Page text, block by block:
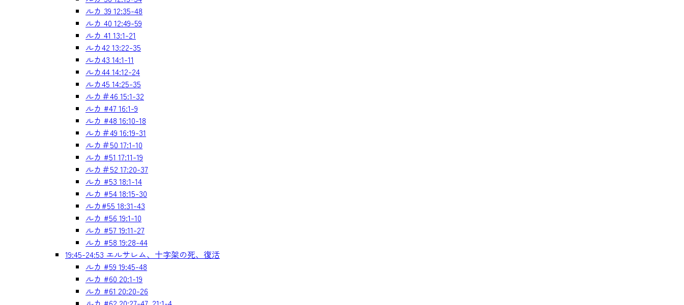
ルカ 39 12:35-48
ルカ 40 12:49-59
ルカ 41 13:1-21
ルカ42 13:22-35
ルカ43 14:1-11
ルカ44 14:12-24
ルカ45 14:25-35
ルカ＃46 15:1-32
ルカ #47 16:1-9
ルカ #48 16:10-18
ルカ＃49 16:19-31
ルカ＃50 17:1-10
ルカ #51 17:11-19
ルカ＃52 17:20-37
ルカ #53 18:1-14
ルカ #54 18:15-30
ルカ#55 18:31-43
ルカ #56 19:1-10
ルカ #57 19:11-27
ルカ #58 19:28-44
19:45-24:53 エルサレム、十字架の死、復活
ルカ #59 19:45-48
ルカ #60 20:1-19
ルカ #61 20:20-26